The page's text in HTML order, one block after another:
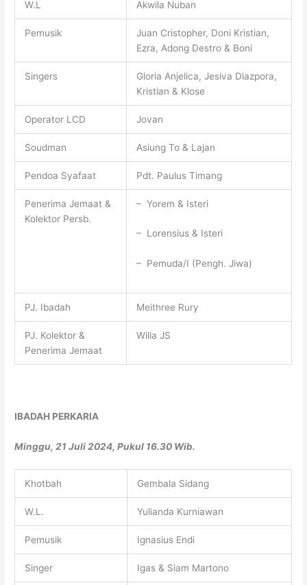
W.L Akwila Nuban
Pemusik
Juan Cristopher, Doni Kristian,
Ezra, Adong Destro & Boni
Singers
Gloria Anjelica, Jesiva Diazpora,
Kristian & Klose
Operator LCD Jovan
Soudman Asiung To & Lajan
Pendoa Syafaat Pdt. Paulus Timang
Penerima Jemaat &
Kolektor Persb.
– Yorem & Isteri
– Lorensius & Isteri
– Pemuda/I (Pengh. Jiwa)
PJ. Ibadah Meithree Rury
PJ. Kolektor &
Penerima Jemaat
Willa JS
IBADAH PERKARIA
Minggu, 21 Juli 2024, Pukul 16.30 Wib.
Khotbah Gembala Sidang
W.L. Yulianda Kurniawan
Pemusik Ignasius Endi
Singer Igas & Siam Martono